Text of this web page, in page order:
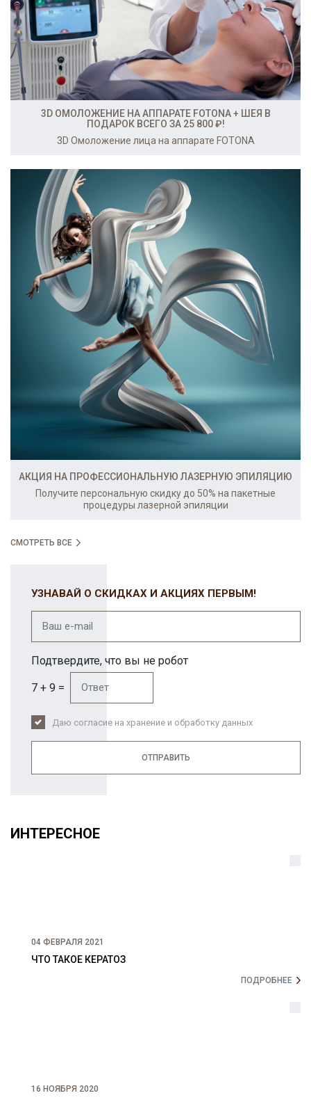
3D ОМОЛОЖЕНИЕ НА АППАРАТЕ FOTONA + ШЕЯ В
ПОДАРОК ВСЕГО ЗА 25 800 ₽!
3D Омоложение лица на аппарате FOTONA
АКЦИЯ НА ПРОФЕССИОНАЛЬНУЮ ЛАЗЕРНУЮ ЭПИЛЯЦИЮ
Получите персональную скидку до 50% на пакетные
процедуры лазерной эпиляции
СМОТРЕТЬ ВСЕ
УЗНАВАЙ О СКИДКАХ И АКЦИЯХ ПЕРВЫМ!
Подтвердите, что вы не робот
7 + 9 =
Даю согласие на хранение и обработку данных
ОТПРАВИТЬ
ИНТЕРЕСНОЕ
04 ФЕВРАЛЯ 2021
ЧТО ТАКОЕ КЕРАТОЗ
ПОДРОБНЕЕ
16 НОЯБРЯ 2020